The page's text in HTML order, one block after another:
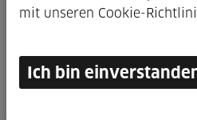
mit unseren Cookie-
Ich bin